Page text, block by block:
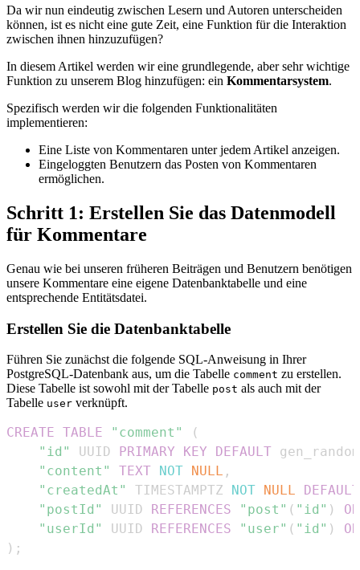
Da wir nun eindeutig zwischen Lesern und Autoren unterscheiden
können, ist es nicht eine gute Zeit, eine Funktion für die Interaktion
zwischen ihnen hinzuzufügen?
In diesem Artikel werden wir eine grundlegende, aber sehr wichtige
Funktion zu unserem Blog hinzufügen: ein Kommentarsystem.
Spezifisch werden wir die folgenden Funktionalitäten
implementieren:
Eine Liste von Kommentaren unter jedem Artikel anzeigen.
Eingeloggten Benutzern das Posten von Kommentaren
ermöglichen.
Schritt 1: Erstellen Sie das Datenmodell
für Kommentare
Genau wie bei unseren früheren Beiträgen und Benutzern benötigen
unsere Kommentare eine eigene Datenbanktabelle und eine
entsprechende Entitätsdatei.
Erstellen Sie die Datenbanktabelle
Führen Sie zunächst die folgende SQL-Anweisung in Ihrer
PostgreSQL-Datenbank aus, um die Tabelle comment zu erstellen.
Diese Tabelle ist sowohl mit der Tabelle post als auch mit der
Tabelle user verknüpft.
CREATE TABLE "comment"
(
"id"
UUID PRIMARY KEY DEFAULT
"content"
TEXT NOT NULL ,
"createdAt"
TIMESTAMPTZ NOT NULL
DEFAULT
"postId"
UUID REFERENCES "post" ( "id" )
ON
"userId"
UUID REFERENCES "user" ( "id" )
ON
) ;